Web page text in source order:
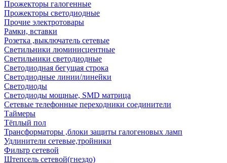
Прожекторы галогенные
Прожекторы светодиодные
Прочие электротовары
Рамки, вставки
Розетка ,выключатель сетевые
Светильники люминисцентные
Светильники светодиодные
Светодиодная бегущая строка
Светодиодные линии/линейки
Светодиоды
Светодиоды мощные, SMD матрица
Сетевые телефонные переходники соединители
Таймеры
Тёплый пол
Трансформаторы ,блоки защиты галогеновых ламп
Удлинители сетевые,тройники
Фильтр сетевой
Штепсель сетевой(гнездо)